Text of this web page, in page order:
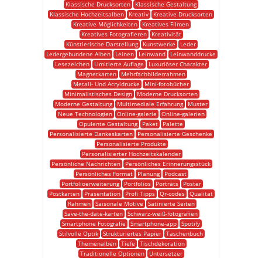
Klassische Drucksorten
Klassische Gestaltung
Klassische Hochzeitsalben
Kreativ
Kreative Drucksorten
Kreative Möglichkeiten
Kreatives Filmen
Kreatives Fotografieren
Kreativität
Künstlerische Darstellung
Kunstwerke
Leder
Ledergebundene Alben
Leinen Leinwand
Leinwanddrucke
Lesezeichen
Limitierte Auflage
Luxuriöser Charakter
Magnetkarten
Mehrfachbilderrahmen
Metall- Und Acryldrucke
Mini-fotobücher
Minimalistisches Design
Moderne Drucksorten
Moderne Gestaltung
Multimediale Erfahrung
Muster
Neue Technologien
Online-galerie
Online-galerien
Opulente Gestaltung
Paket
Palette
Personalisierte Dankeskarten
Personalisierte Geschenke
Personalisierte Produkte
Personalisierter Hochzeitskalender
Persönliche Nachrichten
Persönliches Erinnerungsstück
Persönliches Format
Planung
Podcast
Portfolioerweiterung
Portfolios Porträts
Poster
Postkarten
Präsentation Profi Tipps Qr-codes Qualität
Rahmen
Saisonale Motive
Satinierte Seiten
Save-the-date-karten Schwarz-weiß-fotografien
Smartphone Fotografie
Smartphone-app Spotify
Stilvolle Optik Strukturiertes Papier Taschenbuch
Themenalben
Tiefe
Tischdekoration
Traditionelle Optionen
Untersetzer